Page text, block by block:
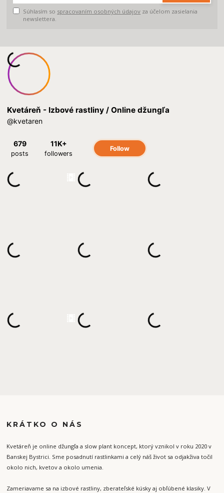
Súhlasím so spracovaním osobných údajov za účelom zasielania
newslettera.
KRÁTKO O NÁS
Kvetáreň je online džungľa a slow plant koncept, ktorý vznikol v roku 2020 v
Banskej Bystrici. Sme posadnutí rastlinkami a celý náš život sa odjakživa točil
okolo nich, kvetov a okolo umenia.
Zameriavame sa na izbové rastliny, zberateľské kúsky aj obľúbené klasiky. V